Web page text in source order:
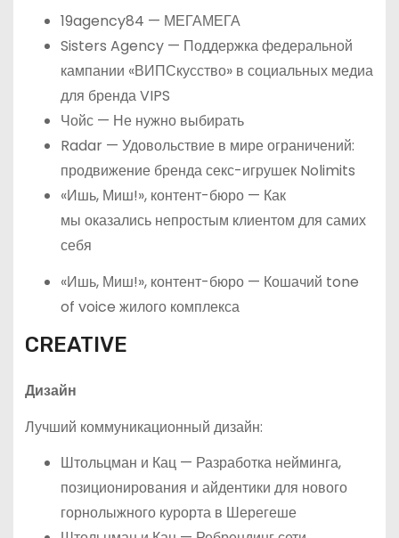
19agency84 — МЕГАМЕГА
Sisters Agency — Поддержка федеральной
кампании «ВИПСкусство» в социальных медиа
для бренда VIPS
Чойс — Не нужно выбирать
Radar — Удовольствие в мире ограничений:
продвижение бренда секс-игрушек Nolimits
«Ишь, Миш!», контент-бюро — Как
мы оказались непростым клиентом для самих
себя
«Ишь, Миш!», контент-бюро — Кошачий tone
of voice жилого комплекса
CREATIVE
Дизайн
Лучший коммуникационный дизайн:
Штольцман и Кац — Разработка нейминга,
позиционирования и айдентики для нового
горнолыжного курорта в Шерегеше